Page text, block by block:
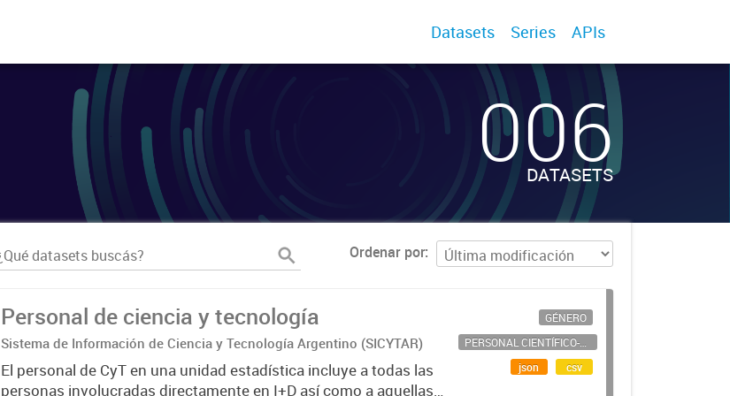
Datasets Series APIs
006
DATASETS
Ordenar por
Personal de ciencia y tecnología
Sistema de Información de Ciencia y Tecnología Argentino (SICYTAR)
El personal de CyT en una unidad estadística incluye a todas las
personas involucradas directamente en I+D así como a aquellas
GÉNERO
PERSONAL CIENTÍFICO-TECNOLÓGICO
json
csv